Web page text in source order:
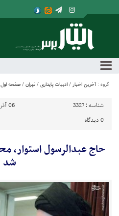
گروه : آخرین اخبار / ادبیات پایداری / تهران / صفحه اول
شناسه : 3327
06 آذر 1399 - 4:02
0 دیدگاه
حاج عبدالرسول استوار،
شد